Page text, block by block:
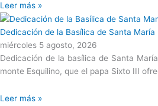
Leer más »
Dedicación de la Basílica de Santa María
miércoles 5 agosto, 2026
Dedicación de la basílica de Santa
monte Esquilino, que el papa Sixto III
Leer más »